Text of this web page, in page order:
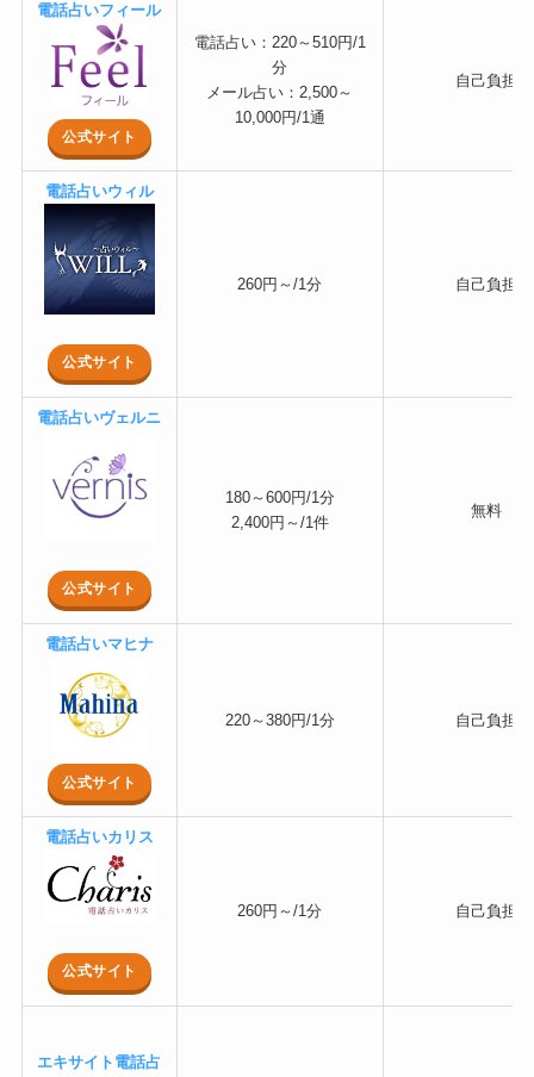
電話占いフィール
公式サイト
電話占い：220～510円/1
分
メール占い：2,500～
10,000円/1通
自己負担
電話占いウィル
公式サイト
260円～/1分 自己負担
電話占いヴェルニ
公式サイト
180～600円/1分
2,400円～/1件
無料
電話占いマヒナ
公式サイト
220～380円/1分 自己負担
電話占いカリス
公式サイト
260円～/1分 自己負担
エキサイト電話占